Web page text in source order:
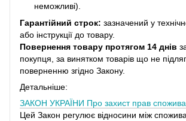
неможливі).
Гарантійний строк: зазначений у
або інструкції до товару.
Повернення товару протягом 14 днів
покупця, за винятком товарів що не
поверненню згідно Закону.
Детальніше:
ЗАКОН УКРАЇНИ Про захист прав
Цей Закон регулює відносини між